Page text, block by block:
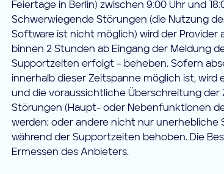
Feiertage in Berlin) zwischen 9:00 Uhr und
Schwerwiegende Störungen (die Nutzung
Software ist nicht möglich) wird der
binnen 2 Stunden ab Eingang der Meldung
Supportzeiten erfolgt – beheben. Sofern
innerhalb dieser Zeitspanne möglich ist,
und die voraussichtliche Überschreitung
Störungen (Haupt- oder Nebenfunktionen
werden; oder andere nicht nur unerhebliche
während der Supportzeiten behoben. Die
Ermessen des Anbieters.